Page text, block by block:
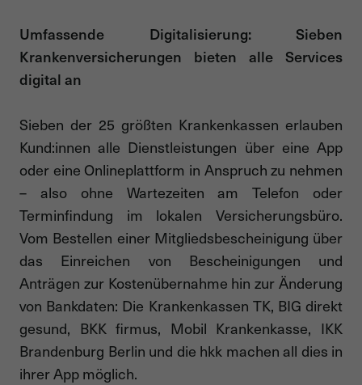
Umfassende Digitalisierung: Sieben
Krankenversicherungen bieten alle Services
digital an
Sieben der 25 größten Krankenkassen erlauben
Kund:innen alle Dienstleistungen über eine App
oder eine Onlineplattform in Anspruch zu nehmen
– also ohne Wartezeiten am Telefon oder
Terminfindung im lokalen Versicherungsbüro.
Vom Bestellen einer Mitgliedsbescheinigung über
das Einreichen von Bescheinigungen und
Anträgen zur Kostenübernahme hin zur Änderung
von Bankdaten: Die Krankenkassen TK, BIG direkt
gesund, BKK firmus, Mobil Krankenkasse, IKK
Brandenburg Berlin und die hkk machen all dies in
ihrer App möglich.